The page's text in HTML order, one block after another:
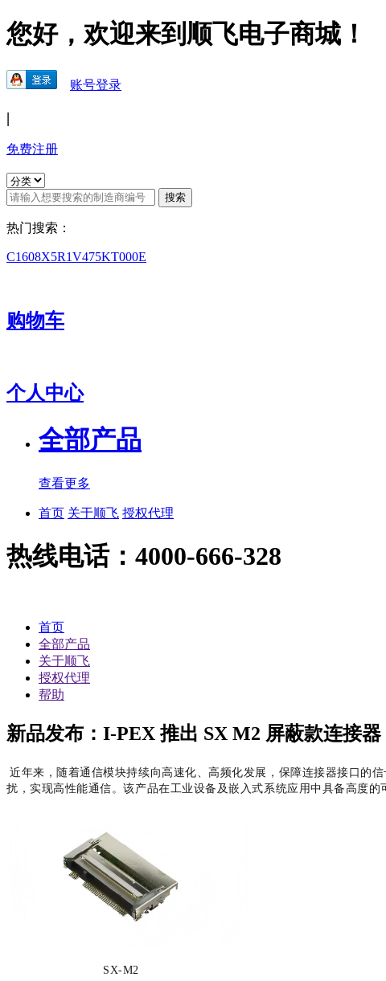
您好，欢迎来到顺飞电子商城！
账号登录
|
免费注册
热门搜索：
C1608X5R1V475KT000E
购物车
个人中心
全部产品
查看更多
首页 关于顺飞 授权代理
热线电话：4000-666-328
首页
全部产品
关于顺飞
授权代理
帮助
新品发布：I-PEX 推出 SX M2 屏蔽款连接
近年来，随着通信模块持续向高速化、高频化发展，保障连接器接口的
扰，实现高性能通信。该产品在工业设备及嵌入式系统应用中具备高度的
SX-M2